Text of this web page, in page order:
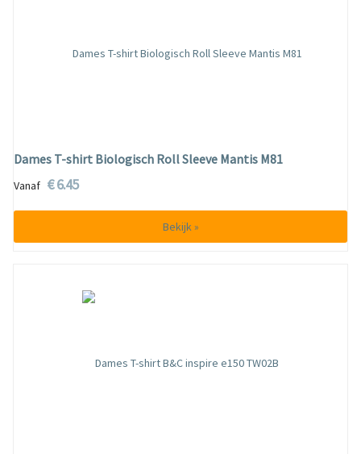
Dames T-shirt Biologisch Roll Sleeve Mantis M81
Vanaf € 6.45
Bekijk »